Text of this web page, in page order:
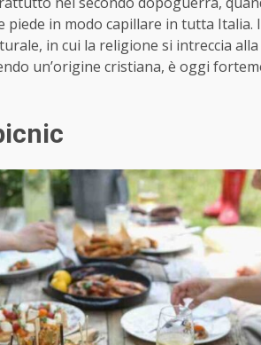
in modo capillare in tutta Italia.
in cui la religione si intreccia
un’origine cristiana, è oggi